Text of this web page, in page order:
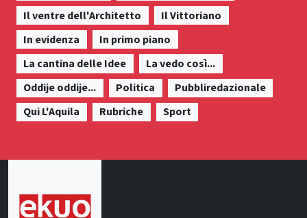
Il ventre dell'Architetto
Il Vittoriano
In evidenza
In primo piano
La cantina delle Idee
La vedo così...
Oddije oddije...
Politica
Pubbliredazionale
Qui L'Aquila
Rubriche Sport